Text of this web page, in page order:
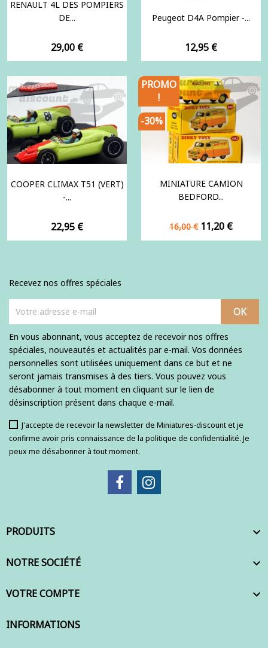
RENAULT 4L DES POMPIERS
DE...
Prix
29,00 €
Peugeot D4A Pompier -...
Prix
12,95 €
COOPER CLIMAX T51 (VERT)
-...
Prix
22,95 €
MINIATURE CAMION
BEDFORD...
Prix
de
16,00 € Prix
11,20 €
PROMO
!
-30%
Recevez nos offres spéciales
En vous abonnant, vous acceptez de recevoir nos offres
spéciales, nouveautés et actualités par e-mail. Vos données
personnelles sont utilisées uniquement dans ce but et ne
seront jamais transmises à des tiers. Vous pouvez vous
désabonner à tout moment en cliquant sur le lien de
désinscription présent dans chaque e-mail.
J'accepte de recevoir la newsletter de Miniatures-discount et je
confirme avoir pris connaissance de la politique de confidentialité. Je
peux me désabonner à tout moment.
PRODUITS 
NOTRE SOCIÉTÉ 
VOTRE COMPTE 
INFORMATIONS